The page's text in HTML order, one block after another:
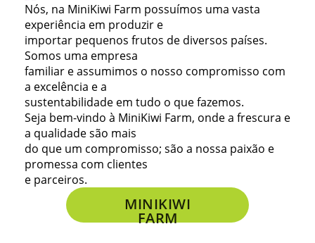
Nós, na MiniKiwi Farm possuímos uma vasta
experiência em produzir e
importar pequenos frutos de diversos países.
Somos uma empresa
familiar e assumimos o nosso compromisso com
a excelência e a
sustentabilidade em tudo o que fazemos.
Seja bem-vindo à MiniKiwi Farm, onde a frescura e
a qualidade são mais
do que um compromisso; são a nossa paixão e
promessa com clientes
e parceiros.
MINIKIWI
FARM